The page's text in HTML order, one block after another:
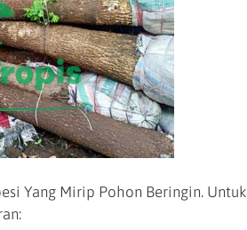
Yang Mirip Pohon Beringin. Untuk